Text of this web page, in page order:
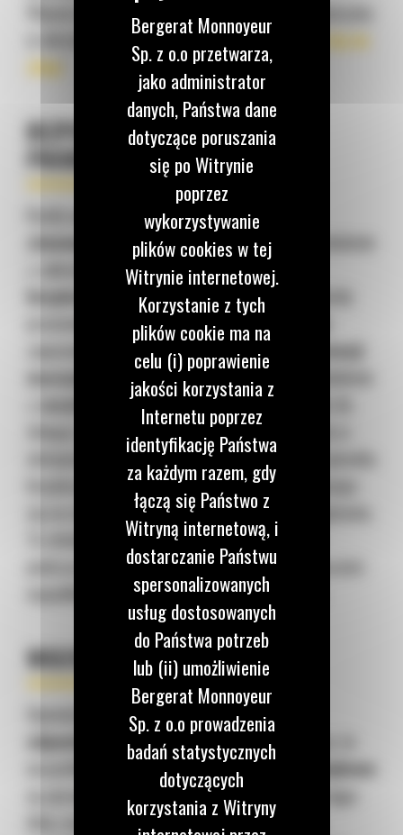
Więcej na temat utrzymania i eksploatacji maszyny
w okresie zimowym w artykule: „Przygotuj się na
zimę
BEZPIECZEŃSTWO – TWOIM
PRIORYTETEM
Każdy operator maszyny, dedykowanej do
zimowego odśnieżania, powinien przejść szkolenie
z zakresu obsługi sprzętu orazzasad
bezpieczeństwa pracy. Postaraj się, aby każdy
pracownik obsługujący ciężki sprzęt, nie tylko
instrukcją obsługi i konserwacji
maszyny
, ale także przeszedł praktyczne szkolenie
zasad użytkowania osprzętu(np. pługów do
śniegu), potencjalnych zagrożeń i zachowania w
nietypowych sytuacjach, a w szczególności sposobu
bezpiecznego usuwania nadmiaru gromadzącego
się na maszynie śniegu, w trakcie pracy urządzenia.
brak zachowania ostrożności
podczas tych czynności, jest przyczyną większości
wypadków śmiertelnych w okresie zimowym.
WIDZIEĆ I BYĆ WIDZIANYM
Upewnij się, że każda z Twoich maszyn, ma
odpowiednią widocznośćdla operatora oraz że
urządzenia oświetleniowe i dźwiękowe
są sprawne. Podczas odgarniania śniegu, w ciągu
dnia, na parkingach, szczególnie ważne jest
Bergerat Monnoyeur
Sp. z o.o przetwarza,
jako administrator
danych, Państwa dane
dotyczące poruszania
się po Witrynie
poprzez
wykorzystywanie
plików cookies w tej
Witrynie internetowej.
Korzystanie z tych
plików cookie ma na
celu (i) poprawienie
jakości korzystania z
Internetu poprzez
identyfikację Państwa
za każdym razem, gdy
łączą się Państwo z
Witryną internetową, i
dostarczanie Państwu
spersonalizowanych
usług dostosowanych
do Państwa potrzeb
lub (ii) umożliwienie
Bergerat Monnoyeur
Sp. z o.o prowadzenia
badań statystycznych
dotyczących
korzystania z Witryny